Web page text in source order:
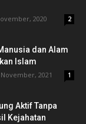
2020 2
dan Alam
Islam
November, 2021 1
Aktif Tanpa
Kejahatan